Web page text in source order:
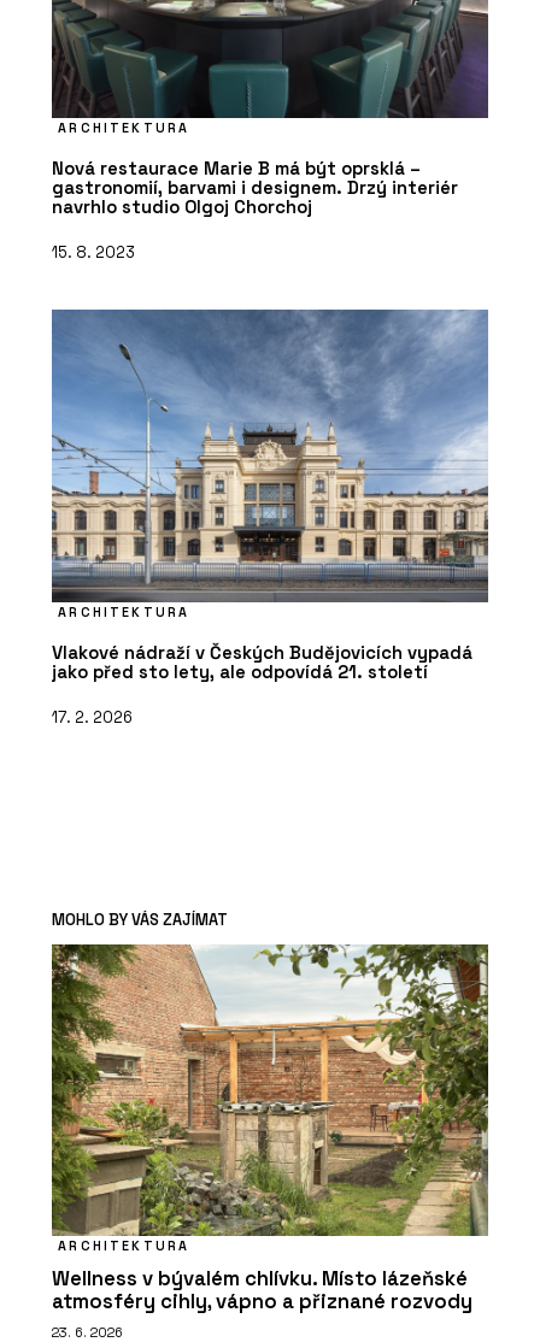
ARCHITEKTURA
Nová restaurace Marie B má být oprsklá –
gastronomií, barvami i designem. Drzý interiér
navrhlo studio Olgoj Chorchoj
15. 8. 2023
ARCHITEKTURA
Vlakové nádraží v Českých Budějovicích vypadá
jako před sto lety, ale odpovídá 21. století
17. 2. 2026
MOHLO BY VÁS ZAJÍMAT
ARCHITEKTURA
Wellness v bývalém chlívku. Místo lázeňské
atmosféry cihly, vápno a přiznané rozvody
23. 6. 2026